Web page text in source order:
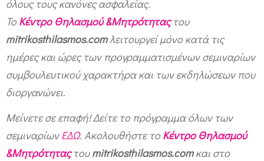
όλους τους κανόνες ασφαλείας.
ΤοΚέντρο Θηλασμού &Μητρότηταςτου
mitrikosthilasmos.comλειτουργεί μόνο κατά τις
ημέρες και ώρες των προγραμματισμένων σεμιναρίων
συμβουλευτικού χαρακτήρα και των εκδηλώσεων που
διοργανώνει.
Μείνετε σε επαφή! Δείτε το πρόγραμμα όλων των
σεμιναρίωνΕΔΩ. Ακολουθήστε τοΚέντρο Θηλασμού
&Μητρότηταςτουmitrikosthilasmos.comκαι στο